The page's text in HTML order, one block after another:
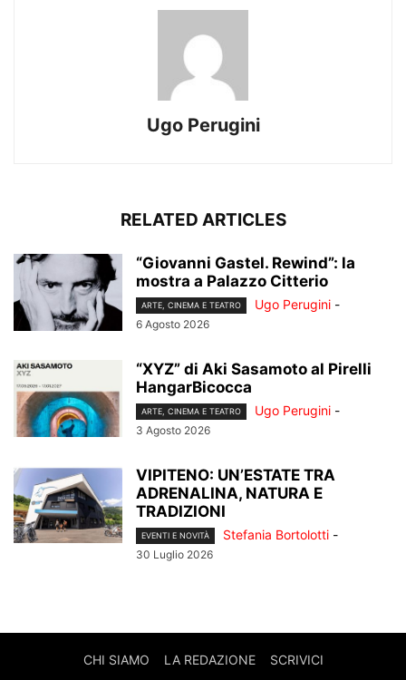
Ugo Perugini
RELATED ARTICLES
“Giovanni Gastel. Rewind”: la
mostra a Palazzo Citterio
ARTE, CINEMA E TEATRO Ugo Perugini -
6 Agosto 2026
“XYZ” di Aki Sasamoto al Pirelli
HangarBicocca
ARTE, CINEMA E TEATRO Ugo Perugini -
3 Agosto 2026
VIPITENO: UN’ESTATE TRA
ADRENALINA, NATURA E
TRADIZIONI
EVENTI E NOVITÀ Stefania Bortolotti -
30 Luglio 2026
CHI SIAMO LA REDAZIONE SCRIVICI